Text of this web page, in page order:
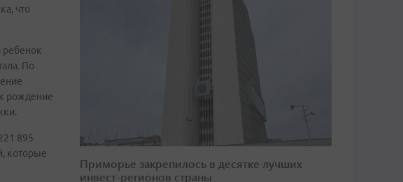
что
ребенок
По
рождение
895
которые
Приморье закрепилось в десятке лучших
инвест-регионов страны